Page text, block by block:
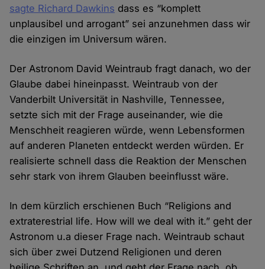
sagte Richard Dawkins dass es “komplett
unplausibel und arrogant” sei anzunehmen dass wir
die einzigen im Universum wären.
Der Astronom David Weintraub fragt danach, wo der
Glaube dabei hineinpasst. Weintraub von der
Vanderbilt Universität in Nashville, Tennessee,
setzte sich mit der Frage auseinander, wie die
Menschheit reagieren würde, wenn Lebensformen
auf anderen Planeten entdeckt werden würden. Er
realisierte schnell dass die Reaktion der Menschen
sehr stark von ihrem Glauben beeinflusst wäre.
In dem kürzlich erschienen Buch “Religions and
extraterestrial life. How will we deal with it.” geht der
Astronom u.a dieser Frage nach. Weintraub schaut
sich über zwei Dutzend Religionen und deren